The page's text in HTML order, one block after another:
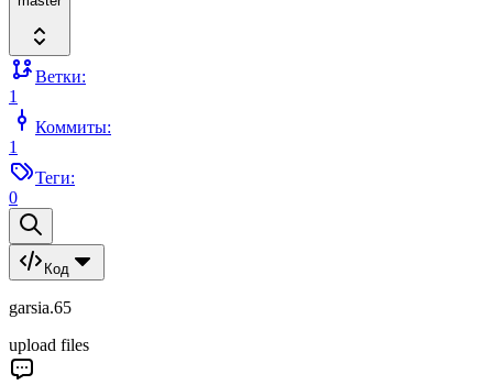
Ветки:
1
Коммиты:
1
Теги:
0
Код
garsia.65
upload files